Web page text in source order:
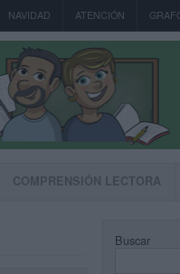
NAVIDAD ATENCIÓN
COMPRENSIÓN LECTORA
Buscar